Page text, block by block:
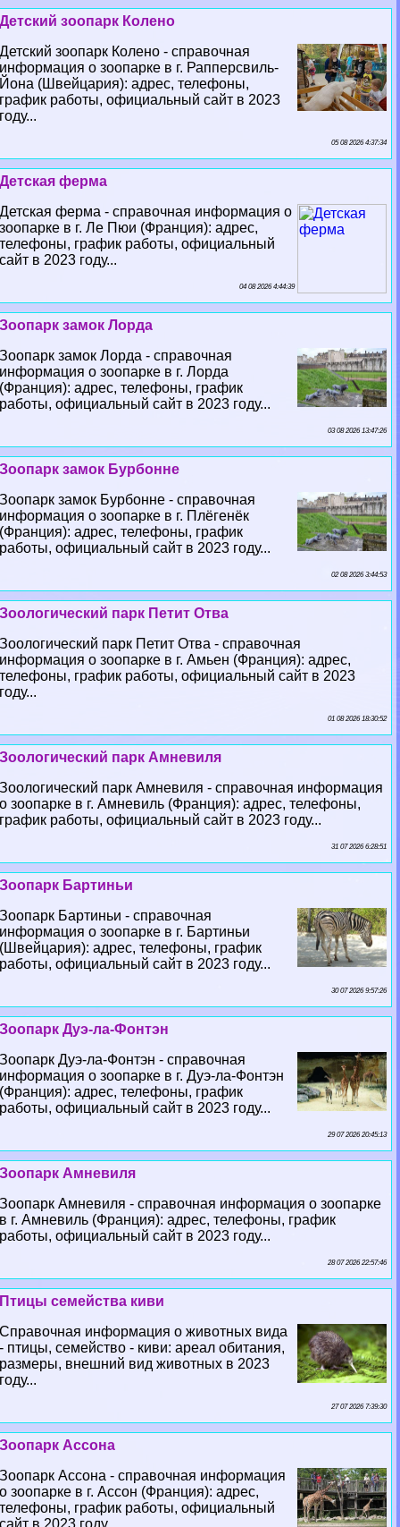
Детский зоопарк Колено
Детский зоопарк Колено - справочная
информация о зоопарке в г. Рапперсвиль-
Йона (Швейцария): адрес, телефоны,
график работы, официальный сайт в 2023
году...
05 08 2026 4:37:34
Детская ферма
Детская ферма - справочная информация о
зоопарке в г. Ле Пюи (Франция): адрес,
телефоны, график работы, официальный
сайт в 2023 году...
04 08 2026 4:44:39
Зоопарк замок Лорда
Зоопарк замок Лорда - справочная
информация о зоопарке в г. Лорда
(Франция): адрес, телефоны, график
работы, официальный сайт в 2023 году...
03 08 2026 13:47:26
Зоопарк замок Бурбонне
Зоопарк замок Бурбонне - справочная
информация о зоопарке в г. Плёгенёк
(Франция): адрес, телефоны, график
работы, официальный сайт в 2023 году...
02 08 2026 3:44:53
Зоологический парк Петит Отва
Зоологический парк Петит Отва - справочная
информация о зоопарке в г. Амьен (Франция): адрес,
телефоны, график работы, официальный сайт в 2023
году...
01 08 2026 18:30:52
Зоологический парк Амневиля
Зоологический парк Амневиля - справочная информация
о зоопарке в г. Амневиль (Франция): адрес, телефоны,
график работы, официальный сайт в 2023 году...
31 07 2026 6:28:51
Зоопарк Бартиньи
Зоопарк Бартиньи - справочная
информация о зоопарке в г. Бартиньи
(Швейцария): адрес, телефоны, график
работы, официальный сайт в 2023 году...
30 07 2026 9:57:26
Зоопарк Дуэ-ла-Фонтэн
Зоопарк Дуэ-ла-Фонтэн - справочная
информация о зоопарке в г. Дуэ-ла-Фонтэн
(Франция): адрес, телефоны, график
работы, официальный сайт в 2023 году...
29 07 2026 20:45:13
Зоопарк Амневиля
Зоопарк Амневиля - справочная информация о зоопарке
в г. Амневиль (Франция): адрес, телефоны, график
работы, официальный сайт в 2023 году...
28 07 2026 22:57:46
Птицы семейства киви
Справочная информация о животных вида
- птицы, семейство - киви: ареал обитания,
размеры, внешний вид животных в 2023
году...
27 07 2026 7:39:30
Зоопарк Ассона
Зоопарк Ассона - справочная информация
о зоопарке в г. Ассон (Франция): адрес,
телефоны, график работы, официальный
сайт в 2023 году...